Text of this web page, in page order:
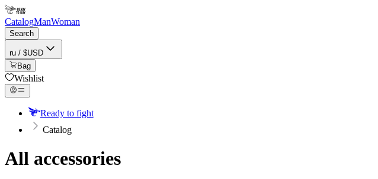
CatalogManWoman
Search
ru / $USD
Bag
Wishlist
Ready to fight
Catalog
All accessories